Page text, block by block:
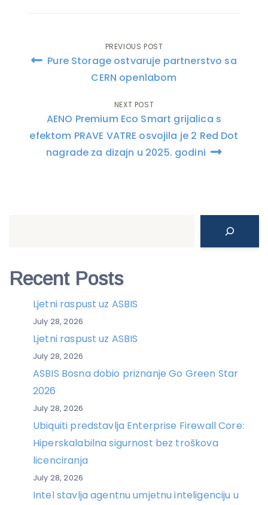
Post
navigation
PREVIOUS POST
Pure Storage ostvaruje partnerstvo sa
CERN openlabom
NEXT POST
AENO Premium Eco Smart grijalica s
efektom PRAVE VATRE osvojila je 2 Red Dot
nagrade za dizajn u 2025. godini
Recent Posts
Ljetni raspust uz ASBIS
July 28, 2026
Ljetni raspust uz ASBIS
July 28, 2026
ASBIS Bosna dobio priznanje Go Green Star
2026
July 28, 2026
Ubiquiti predstavlja Enterprise Firewall Core:
Hiperskalabilna sigurnost bez troškova
licenciranja
July 28, 2026
Intel stavlja agentnu umjetnu inteligenciju u